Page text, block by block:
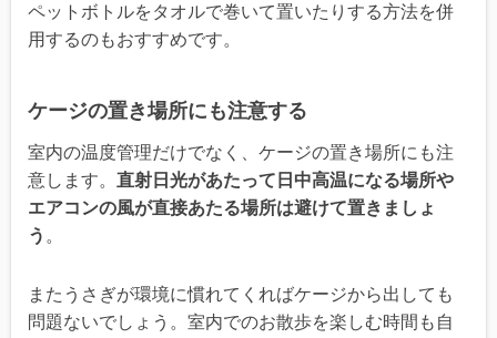
ペットボトルをタオルで巻いて置いたりする方法を併
用するのもおすすめです。
ケージの置き場所にも注意する
室内の温度管理だけでなく、ケージの置き場所にも注
意します。 直射日光があたって日中高温になる場所や
エアコンの風が直接あたる場所は避けて置きましょ
う 。
またうさぎが環境に慣れてくればケージから出しても
問題ないでしょう。室内でのお散歩を楽しむ時間も自